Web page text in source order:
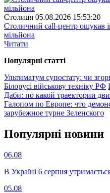
Столиця 05.08.2026 15:53:20
Столичний call-центр ошукав
мільйона
Читати
Популярнi статтi
Ультиматум супостату: чи
Білорусі військову техніку РФ
Даби: по какой траектории
Галопом по Европе: что
зарубежное турне Зеленского
Популярнi новини
06.08
В Україні 6 серпня
05.08